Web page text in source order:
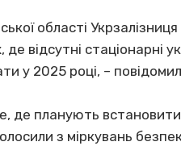
області
де відсутні стаціонарні
у 2025 році, –
де планують
з міркувань